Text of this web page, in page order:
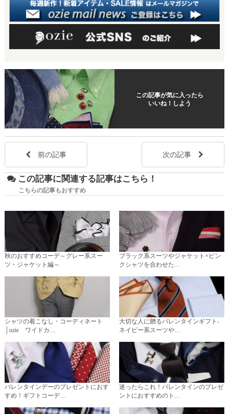
この記事が気に入ったら
いいね！しよう
前の記事 次の記事
この記事に関連する記事はこちら！
こちらの記事もおすすめ
秋のおすすめコーデ～グレー系スー
ツ・ジャケット編～
ブラック系スーツやジャケット×ピン
クシャツを合わせた…
シャツの着こなし・コーディネート
│ozie ワイドカ…
大切な人に贈るバレンタインギフト-
ネイビー系スーツや…
バレンタインデーのプレゼントにおす
すめ！ギフトコーデ…
迷ったらこれ！バレンタインのプレゼ
ントにおすすめのト…